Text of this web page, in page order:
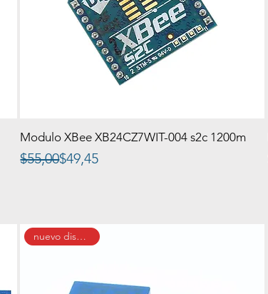
Modulo XBee XB24CZ7WIT-004 s2c 1200m
Precio
$55,00
Precio de oferta
$49,45
nuevo dispositivo!